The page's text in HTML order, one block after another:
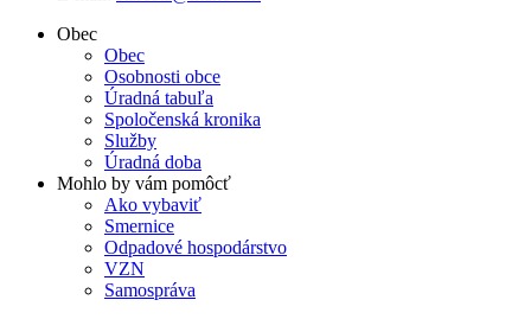
Obec
Obec
Osobnosti obce
Úradná tabuľa
Spoločenská kronika
Služby
Úradná doba
Mohlo by vám pomôcť
Ako vybaviť
Smernice
Odpadové hospodárstvo
VZN
Samospráva